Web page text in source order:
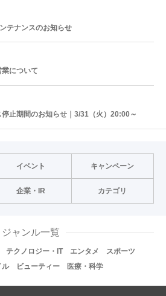
テナンスのお知らせ
について
止期間のお知らせ｜3/31（火）20:00～
イベント キャンペーン
企業・IR カテゴリ
ジャンル一覧
テクノロジー・IT エンタメ
スポーツ
ル
ビューティー 医療・科学